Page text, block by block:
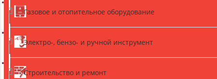
Газовое и отопительное оборудование
Электро-, бензо- и ручной инструмент
Строительство и ремонт